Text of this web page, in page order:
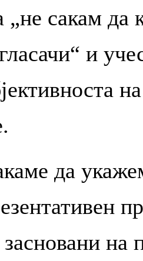
„не сакам
и
да
на